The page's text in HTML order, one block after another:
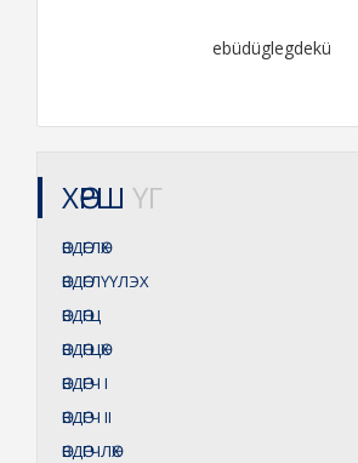
ebüdüglegdekü
ХӨРШ ҮГ
ӨВДӨГЛӨХ
ӨВДӨГЛҮҮЛЭХ
ӨВДӨГЦ
ӨВДӨГЦӨХ
ӨВДӨГЧ I
ӨВДӨГЧ II
ӨВДӨГЧЛӨХ